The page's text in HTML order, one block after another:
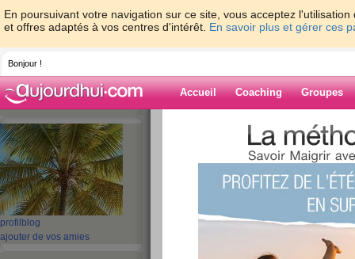
En poursuivant votre navigation sur ce site, vous acceptez
et offres adaptés à vos centres d'intérêt. En savoir plus et gérer ces
Bonjour !
Accueil Coaching Groupes
profil blog
ajouter de vos amies
> > Bonne fête
Blog de nini73
Bonne fête à